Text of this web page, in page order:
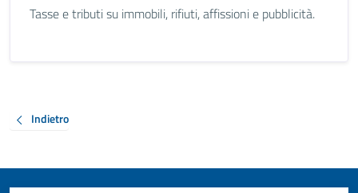
Tasse e tributi su immobili, rifiuti, affissioni e pubblicità.
Indietro